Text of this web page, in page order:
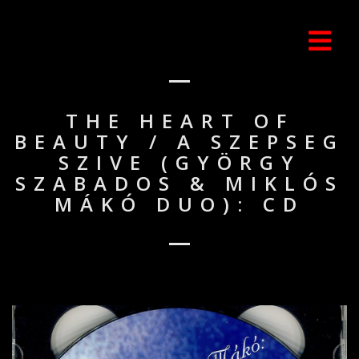
THE HEART OF
BEAUTY / A SZEPSEG
SZIVE (GYÖRGY
SZABADOS & MIKLÓS
MÁKÓ DUO): CD